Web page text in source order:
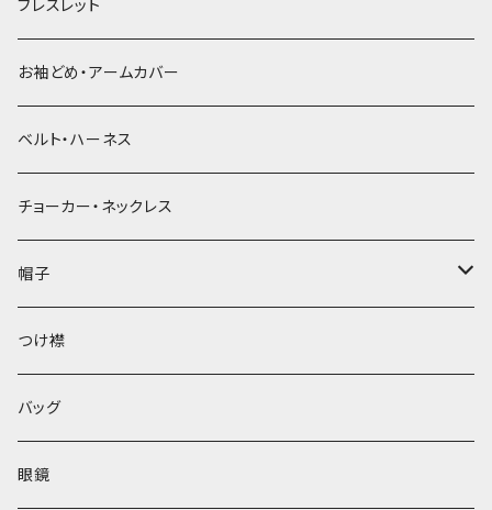
ブレスレット
お袖どめ・アームカバー
ベルト・ハーネス
チョーカー・ネックレス
帽子
ベレー帽
つけ襟
バッグ
眼鏡